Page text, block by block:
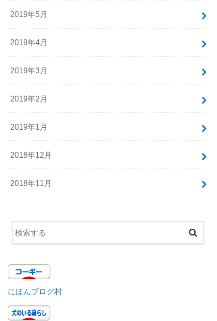
2019年5月
2019年4月
2019年3月
2019年2月
2019年1月
2018年12月
2018年11月
にほんブログ村